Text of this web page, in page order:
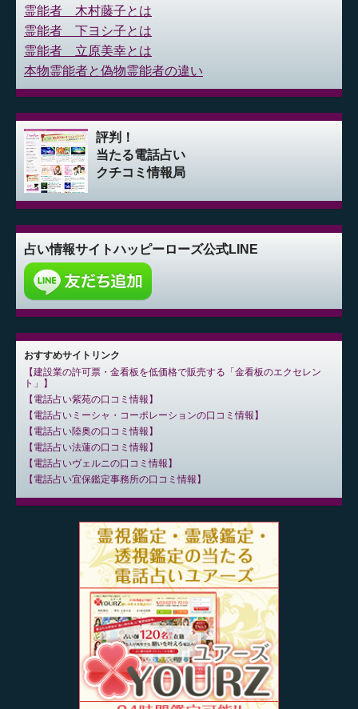
霊能者 木村藤子とは
霊能者 下ヨシ子とは
霊能者 立原美幸とは
本物霊能者と偽物霊能者の違い
評判！
当たる電話占い
クチコミ情報局
占い情報サイトハッピーローズ公式LINE
おすすめサイトリンク
建設業の許可票・金看板を低価格で販売する「金看板のエクセレン
ト」
電話占い紫苑の口コミ情報
電話占いミーシャ・コーポレーションの口コミ情報
電話占い陸奥の口コミ情報
電話占い法蓮の口コミ情報
電話占いヴェルニの口コミ情報
電話占い宜保鑑定事務所の口コミ情報